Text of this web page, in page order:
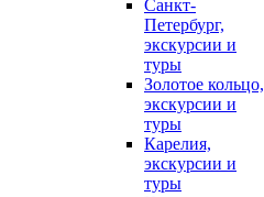
Санкт-
Петербург,
экскурсии и
туры
Золотое кольцо,
экскурсии и
туры
Карелия,
экскурсии и
туры